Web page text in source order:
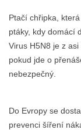
Ptačí chřipka,
ptáky, kdy domácí
Virus H5N8 je z
pokud jde o
nebezpečný.
Do Evropy se
prevenci šíření